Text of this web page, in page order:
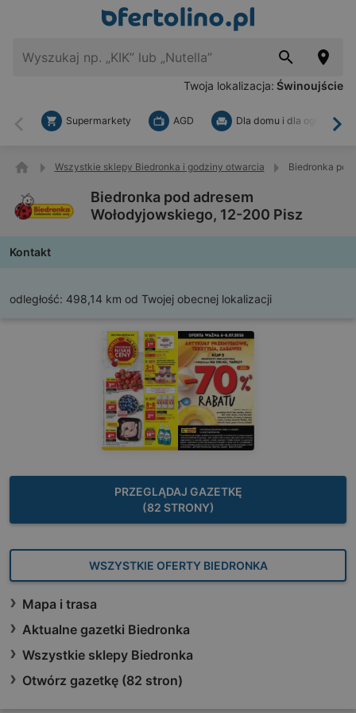
Twoja lokalizacja: Świnoujście
Wstecz
Supermarkety AGD Dla domu i dla ogrodu
Wszystkie sklepy Biedronka i godziny otwarcia Biedronka pod
Biedronka pod adresem
Wołodyjowskiego, 12-200 Pisz
Kontakt
odległość: 498,14 km od Twojej obecnej lokalizacji
PRZEGLĄDAJ GAZETKĘ
(82 STRONY)
WSZYSTKIE OFERTY BIEDRONKA
Mapa i trasa
Aktualne gazetki Biedronka
Wszystkie sklepy Biedronka
Otwórz gazetkę (82 stron)